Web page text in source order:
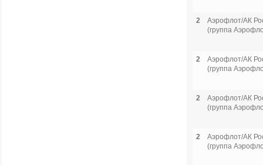
2
Аэрофлот/АК
(группа
2
Аэрофлот/АК
(группа
2
Аэрофлот/АК
(группа
2
Аэрофлот/АК
(группа